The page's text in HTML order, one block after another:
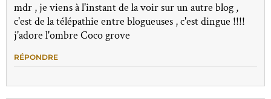
mdr , je viens à l'instant de la voir sur un autre blog ,
c'est de la télépathie entre blogueuses , c'est dingue !!!!
j'adore l'ombre Coco grove
RÉPONDRE